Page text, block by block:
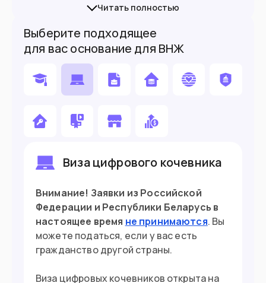
Подойдет вам если
Хотите ВНЖ по аренде и готовы
платить налоги в стране
У вас есть пассивный доход
Хотите учить английский язык на
курсах
Можете открыть тут бизнес
€220,000
Въезд в страну
Читать полностью
Выберите подходящее
для вас основание для ВНЖ
Виза цифрового кочевника
Внимание! Заявки из Российской
Федерации и Республики Беларусь в
настоящее время не принимаются. Вы
можете податься, если у вас есть
гражданство другой страны.
Виза цифровых кочевников открыта на